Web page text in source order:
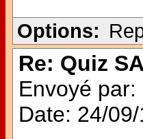
Options:
Re: Quiz
Envoyé par:
Date: 24/